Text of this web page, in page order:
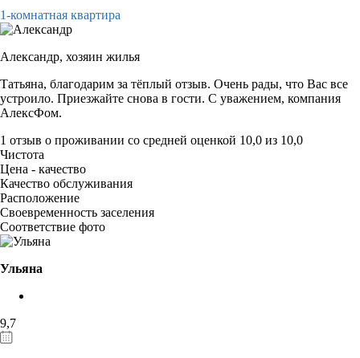
1-комнатная квартира
Александр, хозяин жилья
Татьяна, благодарим за тёплый отзыв. Очень рады, что Вас все
устроило. Приезжайте снова в гости. С уважением, компания
АлексФом.
1 отзыв о проживании со средней оценкой 10,0 из 10,0
Чистота
Цена - качество
Качество обслуживания
Расположение
Своевременность заселения
Соответствие фото
Ульяна
9,7